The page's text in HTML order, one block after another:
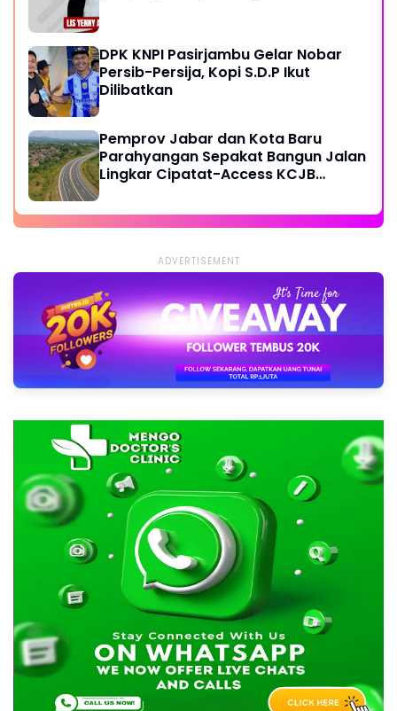
DPK KNPI Pasirjambu Gelar Nobar
Persib-Persija, Kopi S.D.P Ikut
Dilibatkan
Pemprov Jabar dan Kota Baru
Parahyangan Sepakat Bangun Jalan
Lingkar Cipatat-Access KCJB
ADVERTISEMENT